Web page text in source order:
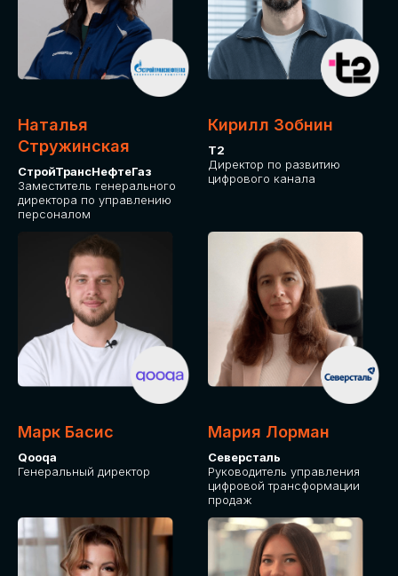
Наталья
Стружинская
СтройТрансНефтеГаз
Заместитель генерального
директора по управлению
персоналом
Кирилл Зобнин
Т2
Директор по развитию
цифрового канала
Марк Басис
Qooqa
Генеральный директор
Мария Лорман
Северсталь
Руководитель управления
цифровой трансформации
продаж
Приглашаем стать спикером GLOBAL
TECH FORUM и поделиться своим
опытом и экспертизой. Будем рады
сотрудничеству!
СРЕДИ ПАРТНЕРОВ
МЕРОПРИЯТИЯ